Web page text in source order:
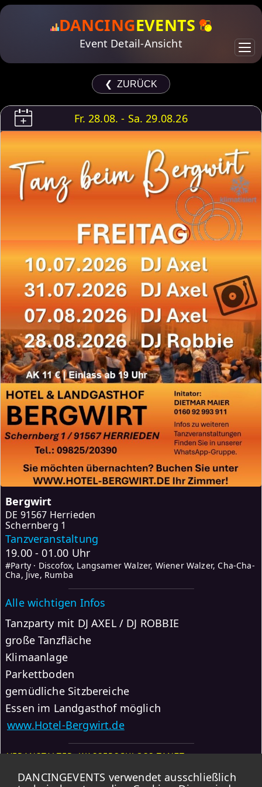
DANCINGEVENTS
Event Detail-Ansicht
❮ ZURÜCK
Fr. 28.08. - Sa. 29.08.26
Bergwirt
DE 91567 Herrieden
Schernberg 1
Tanzveranstaltung
19.00 - 01.00 Uhr
#Party · Discofox, Langsamer Walzer, Wiener Walzer, Cha-Cha-
Cha, Jive, Rumba
Alle wichtigen Infos
Tanzparty mit DJ AXEL / DJ ROBBIE
große Tanzfläche
Klimaanlage
Parkettboden
gemüdliche Sitzbereiche
Essen im Landgasthof möglich
www.Hotel-Bergwirt.de
VERANSTALTER: WASSERSCHLOSS TANZT
Weitere Events
DANCINGEVENTS verwendet ausschließlich